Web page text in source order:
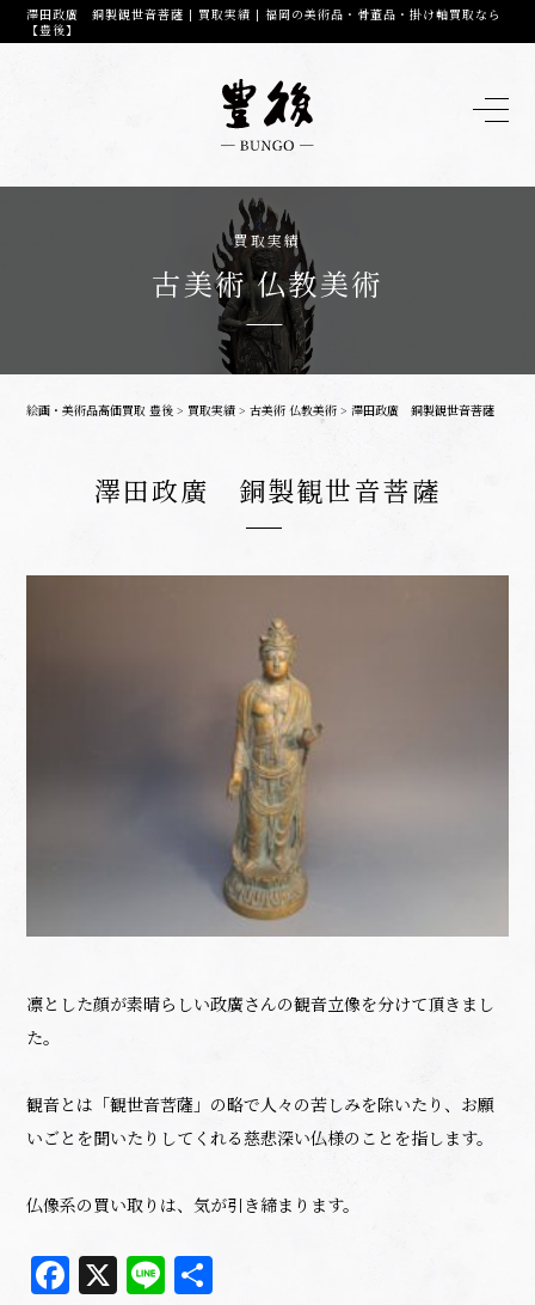
澤田政廣 銅製観世音菩薩 | 買取実績 | 福岡の美術品・骨董品・掛け軸買取なら
【豊後】
買取実績
古美術 仏教美術
絵画・美術品高価買取 豊後 > 買取実績 >古美術 仏教美術 >澤田政廣 銅製観世音菩薩
澤田政廣 銅製観世音菩薩
凛とした顔が素晴らしい政廣さんの観音立像を分けて頂きまし
た。
観音とは「観世音菩薩」の略で人々の苦しみを除いたり、お願
いごとを聞いたりしてくれる慈悲深い仏様のことを指します。
仏像系の買い取りは、気が引き締まります。
Facebook
X Line